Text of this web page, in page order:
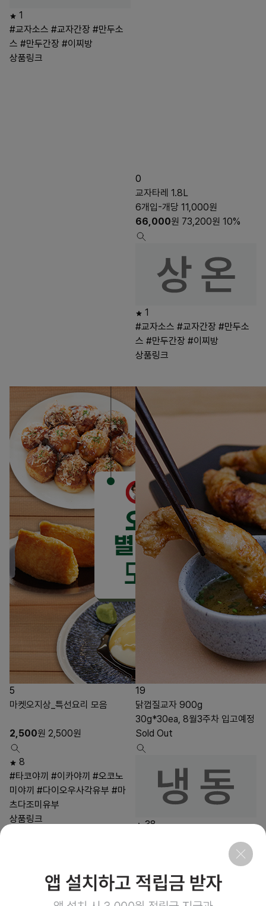
1
#교자소스 #교자간장 #만두소
스 #만두간장 #이찌방
상품링크
0
교자타레 1.8L
6개입-개당 11,000원
66,000원 73,200원 10%
1
#교자소스 #교자간장 #만두소
스 #만두간장 #이찌방
상품링크
5
마켓오지상_특선요리 모음
2,500원 2,500원
8
#타코야끼 #이카야끼 #오코노
미야끼 #다이오우사각유부 #마
츠다조미유부
상품링크
19
닭껍질교자 900g
30g*30ea, 8월3주차 입고예정
Sold Out
38